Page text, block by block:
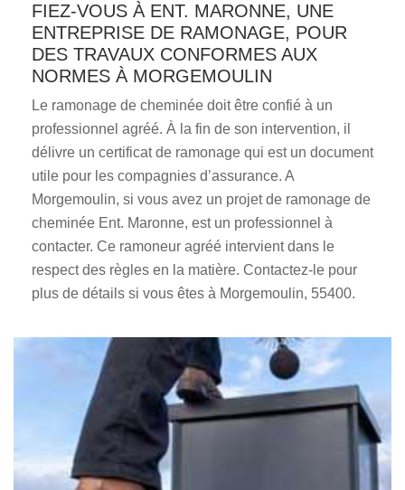
FIEZ-VOUS À ENT. MARONNE, UNE
ENTREPRISE DE RAMONAGE, POUR
DES TRAVAUX CONFORMES AUX
NORMES À MORGEMOULIN
Le ramonage de cheminée doit être confié à un
professionnel agréé. À la fin de son intervention, il
délivre un certificat de ramonage qui est un document
utile pour les compagnies d’assurance. A
Morgemoulin, si vous avez un projet de ramonage de
cheminée Ent. Maronne, est un professionnel à
contacter. Ce ramoneur agréé intervient dans le
respect des règles en la matière. Contactez-le pour
plus de détails si vous êtes à Morgemoulin, 55400.